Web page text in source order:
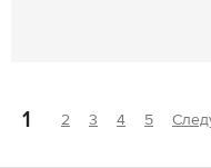
1 2 3 4 5